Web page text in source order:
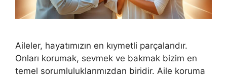
Aileler, hayatımızın en kıymetli parçalarıdır.
Onları korumak, sevmek ve bakmak bizim en
temel sorumluluklarımızdan biridir. Aile koruma